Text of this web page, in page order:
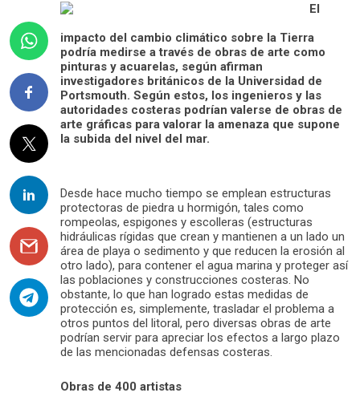
El
impacto del cambio climático sobre la Tierra
podría medirse a través de obras de arte como
pinturas y acuarelas, según afirman
investigadores británicos de la Universidad de
Portsmouth. Según estos, los ingenieros y las
autoridades costeras podrían valerse de obras de
arte gráficas para valorar la amenaza que supone
la subida del nivel del mar.
Desde hace mucho tiempo se emplean estructuras
protectoras de piedra u hormigón, tales como
rompeolas, espigones y escolleras (estructuras
hidráulicas rígidas que crean y mantienen a un lado un
área de playa o sedimento y que reducen la erosión al
otro lado), para contener el agua marina y proteger así
las poblaciones y construcciones costeras. No
obstante, lo que han logrado estas medidas de
protección es, simplemente, trasladar el problema a
otros puntos del litoral, pero diversas obras de arte
podrían servir para apreciar los efectos a largo plazo
de las mencionadas defensas costeras.
Obras de 400 artistas